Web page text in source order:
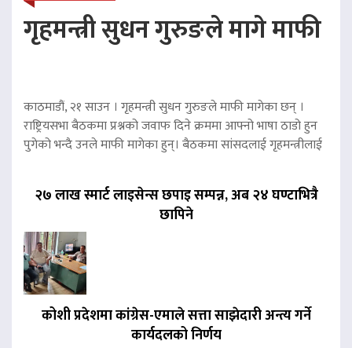
गृहमन्त्री सुधन गुरुङले मागे माफी
काठमाडौं, २१ साउन । गृहमन्त्री सुधन गुरुङले माफी मागेका छन् ।
राष्ट्रियसभा बैठकमा प्रश्नको जवाफ दिने क्रममा आफ्नो भाषा ठाडो हुन
पुगेको भन्दै उनले माफी मागेका हुन्। बैठकमा सांसदलाई गृहमन्त्रीलाई
२७ लाख स्मार्ट लाइसेन्स छपाइ सम्पन्न, अब २४ घण्टाभित्रै
छापिने
कोशी प्रदेशमा कांग्रेस-एमाले सत्ता साझेदारी अन्त्य गर्ने
कार्यदलको निर्णय